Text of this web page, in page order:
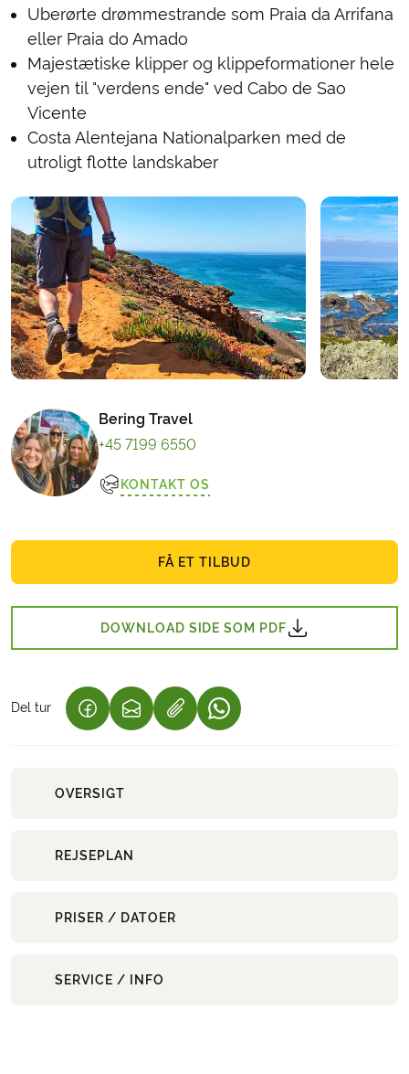
Uberørte drømmestrande som Praia da Arrifana
eller Praia do Amado
Majestætiske klipper og klippeformationer hele
vejen til "verdens ende" ved Cabo de Sao
Vicente
Costa Alentejana Nationalparken med de
utroligt flotte landskaber
Bering Travel
+45 7199 6550
KONTAKT OS
FÅ ET TILBUD
DOWNLOAD SIDE SOM PDF
Del tur (LINK ÅBNER I NY FANE)
(LINK ÅBNER I NY FANE)(LINK ÅBNER I NY FANE)
OVERSIGT
REJSEPLAN
PRISER / DATOER
SERVICE / INFO